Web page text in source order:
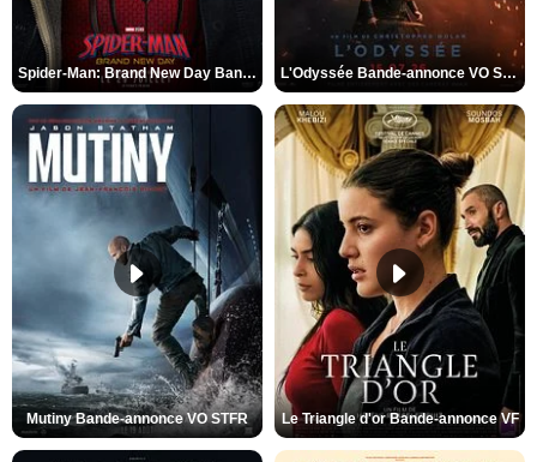
Spider-Man: Brand New Day Bande-annonce VO STFR L'Odyssée Bande-annonce VO STFR
Mutiny Bande-annonce VO STFR Le Triangle d'or Bande-annonce VF